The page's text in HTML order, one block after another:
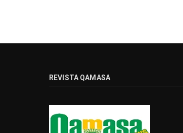
REVISTA QAMASA